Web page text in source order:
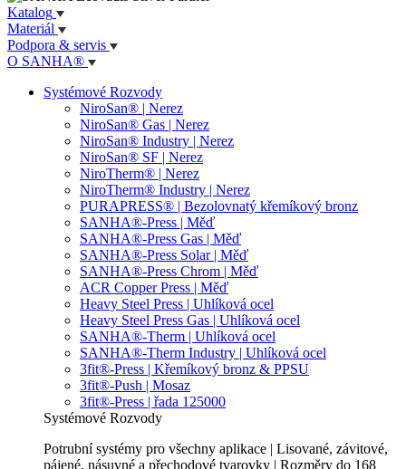
Katalog
Materiál
Podpora & servis
O SANHA®
Systémové Rozvody
NiroSan® | Nerez
NiroSan® Gas | Nerez
NiroSan® Industry | Nerez
NiroSan® SF | Nerez
NiroTherm® | Nerez
NiroTherm® Industry | Nerez
PURAPRESS® | Bezolovnatý křemíkový bronz
SANHA®-Press | Měď
SANHA®-Press Gas | Měď
SANHA®-Press Solar | Měď
SANHA®-Press Chrom | Měď
ACR Copper Press | Měď
Heavy Steel Press | Uhlíková ocel
Heavy Steel Press Gas | Uhlíková ocel
SANHA®-Therm | Uhlíková ocel
SANHA®-Therm Industry | Uhlíková ocel
3fit®-Press | Křemíkový bronz & PPSU
3fit®-Push | Mosaz
3fit®-Press | řada 125000
Systémové Rozvody
Potrubní systémy pro všechny aplikace | Lisované, závitové,
pájené, násuvné a přechodové tvarovky | Rozměry do 168